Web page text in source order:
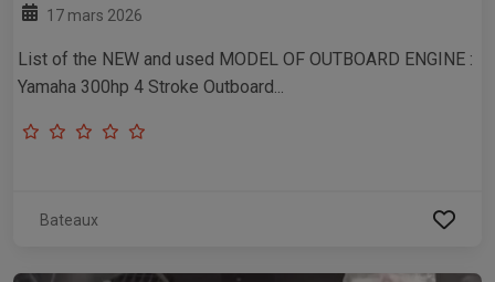
17 mars 2026
List of the NEW and used MODEL OF OUTBOARD ENGINE :
Yamaha 300hp 4 Stroke Outboard...
Bateaux